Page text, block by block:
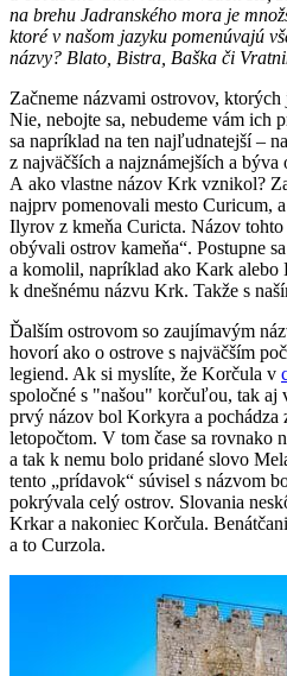
na brehu Jadranského mora je
ktoré v našom jazyku pomenúvajú
názvy? Blato, Bistra, Baška či
Začneme názvami ostrovov,
Nie, nebojte sa, nebudeme vám ich
sa napríklad na ten najľudnatejší –
z najväčších a najznámejších a
A ako vlastne názov Krk vznikol?
najprv pomenovali mesto Curicum,
Ilyrov z kmeňa Curicta. Názov
obývali ostrov kameňa“. Postupne
a komolil, napríklad ako Kark alebo
k dnešnému názvu Krk. Takže s
Ďalším ostrovom so zaujímavým
hovorí ako o ostrove s najväčším
legiend. Ak si myslíte, že Korčula v
spoločné s "našou" korčuľou, tak aj
prvý názov bol Korkyra a pochádza
letopočtom. V tom čase sa rovnako
a tak k nemu bolo pridané slovo
tento „prídavok“ súvisel s názvom
pokrývala celý ostrov. Slovania
Krkar a nakoniec Korčula.
a to Curzola.